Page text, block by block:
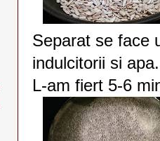
Separat se face
indulcitorii si apa.
L-am fiert 5-6